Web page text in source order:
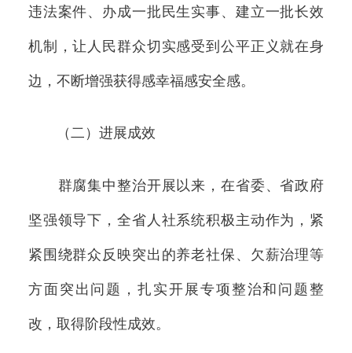
违法案件、办成一批民生实事、建立一批长效
机制，让人民群众切实感受到公平正义就在身
边，不断增强获得感幸福感安全感。
（二）进展成效
群腐集中整治开展以来，在省委、省政府
坚强领导下，全省人社系统积极主动作为，紧
紧围绕群众反映突出的养老社保、欠薪治理等
方面突出问题，扎实开展专项整治和问题整
改，取得阶段性成效。